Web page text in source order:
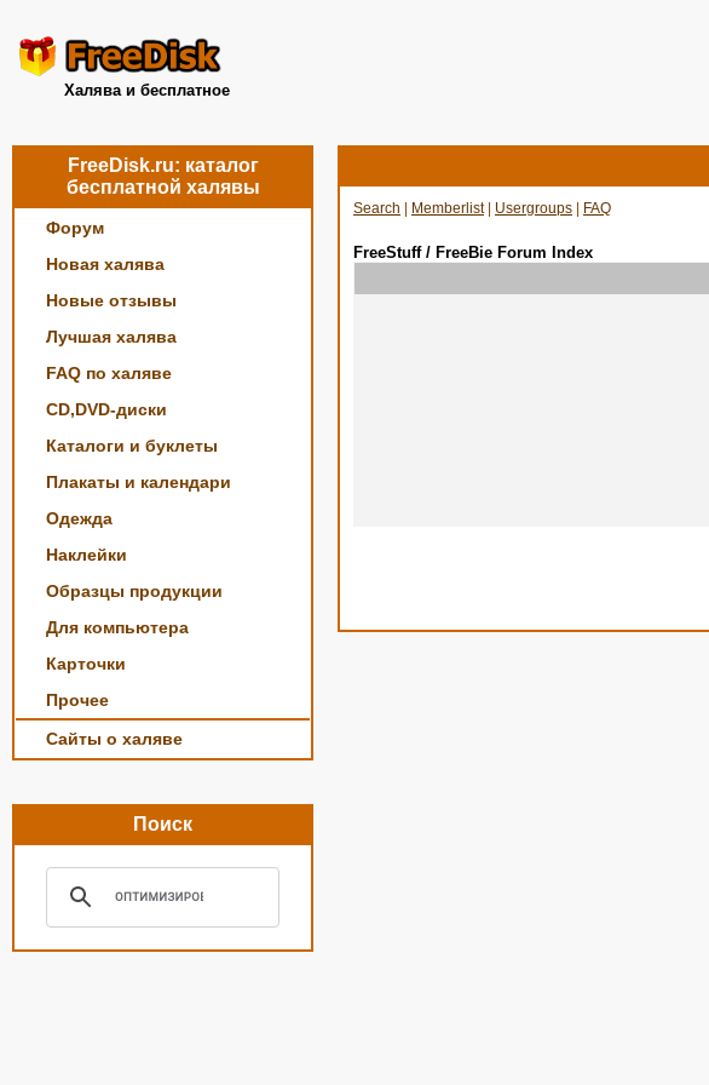
Халява и бесплатное
FreeDisk.ru: каталог
бесплатной халявы
Форум
Новая халява
Новые отзывы
Лучшая халява
FAQ по халяве
CD,DVD-диски
Каталоги и буклеты
Плакаты и календари
Одежда
Наклейки
Образцы продукции
Для компьютера
Карточки
Прочее
Сайты о халяве
Поиск
Search Memberlist| Usergroups FAQ
FreeStuff / FreeBie Forum Index